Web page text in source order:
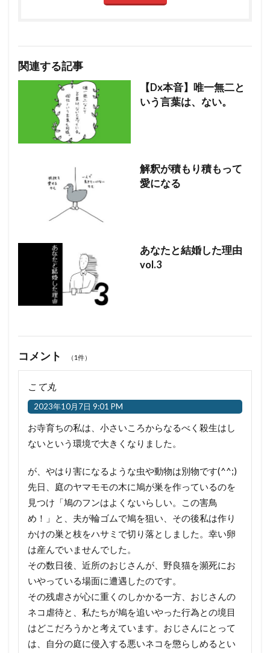
関連する記事
【Dx本音】唯一無二と
いう言葉は、ない。
解釈が積もり積もって
愛になる
あなたと結婚した理由
vol.3
コメント （1件）
こて丸
2023年10月7日 9:01 PM
お寺育ちの私は、小さいころからなるべく殺生はし
ないという環境で大きくなりました。
が、やはり害になるような虫や動物は別物です(^^;)
先日、庭のヤマモモの木に鳩が巣を作っているのを
見つけ「鳩のフンはよくないらしい。この害鳥
め！」と、夫が輪ゴムで鳩を狙い、その後私は作り
かけの巣と枝をハサミで切り落としました。幸い卵
は産んでいませんでした。
その数日後、近所のおじさんが、野良猫を瀕死にお
いやっている場面に遭遇したのです。
その残虐さが心に重くのしかかる一方、おじさんの
ネコ虐待と、私たちが鳩を追いやった行為との境目
はどこだろうかと考えています。おじさんにとって
は、自分の庭に侵入する悪いネコを懲らしめるとい